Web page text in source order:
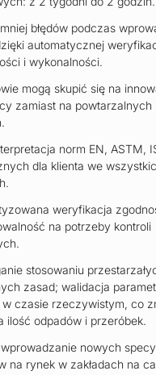
błędów podczas
automatycznej
i wykonalności.
mogą skupić się na
zamiast na powtarzalnych
norm EN, ASTM,
dla klienta we
weryfikacja
na potrzeby kontroli
stosowaniu
zasad; walidacja
w czasie rzeczywistym, co
ilość odpadów i przeróbek.
nowych
na rynek w zakładach na